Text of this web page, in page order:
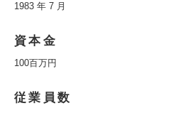
1983 年 7 月
資本金
100百万円
従業員数